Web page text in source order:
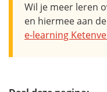
Wil je meer leren
en hiermee aan
e-learning